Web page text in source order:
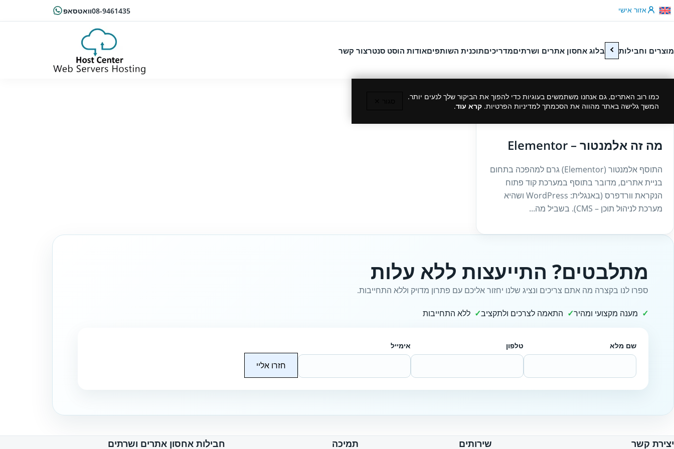
דלג לתוכן 08-9461435וואטסאפ אזור אישי
מוצרים וחבילות בלוג אחסון אתרים ושרתיםמדריכיםתוכנית השותפיםאודות הוסט סנטרצור קשר
כמו רוב האתרים, גם אנחנו משתמשים בעוגיות כדי להפוך את הביקור שלך לנעים יותר.
המשך גלישה באתר מהווה את הסכמתך למדיניות הפרטיות. קרא עוד.
מה זה אלמנטור – Elementor
התוסף אלמנטור (Elementor) גרם למהפכה בתחום
בניית אתרים, מדובר בתוסף במערכת קוד פתוח
הנקראת וורדפרס (באנגלית: WordPress ושהיא
מערכת לניהול תוכן – CMS). בשביל מה...
מתלבטים? התייעצות ללא עלות
ספרו לנו בקצרה מה אתם צריכים ונציג שלנו יחזור אליכם עם פתרון מדויק וללא התחייבות.
מענה מקצועי ומהיר התאמה לצרכים ולתקציב ללא התחייבות
שם מלא טלפון אימייל
חזרו אליי
יצירת קשר שירותים תמיכה חבילות אחסון אתרים ושרתים